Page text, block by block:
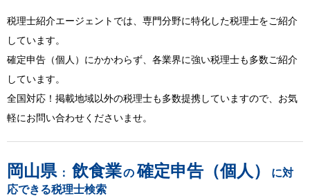
税理士紹介エージェントでは、専門分野に特化した税理士をご紹介
しています。
確定申告（個人）にかかわらず、各業界に強い税理士も多数ご紹介
しています。
全国対応！掲載地域以外の税理士も多数提携していますので、お気
軽にお問い合わせくださいませ。
岡山県 ： 飲食業の確定申告（個人）
に対
応できる税理士検索